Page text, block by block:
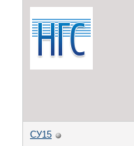
СУ15